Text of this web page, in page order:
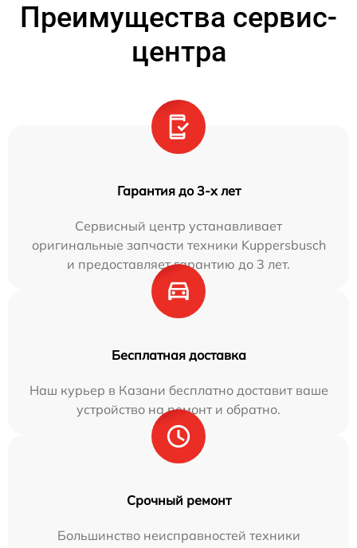
Преимущества сервис-
центра
Гарантия до 3-х лет
Сервисный центр устанавливает
оригинальные запчасти техники Kuppersbusch
и предоставляет гарантию до 3 лет.
Бесплатная доставка
Наш курьер в Казани бесплатно доставит ваше
устройство на ремонт и обратно.
Срочный ремонт
Большинство неисправностей техники